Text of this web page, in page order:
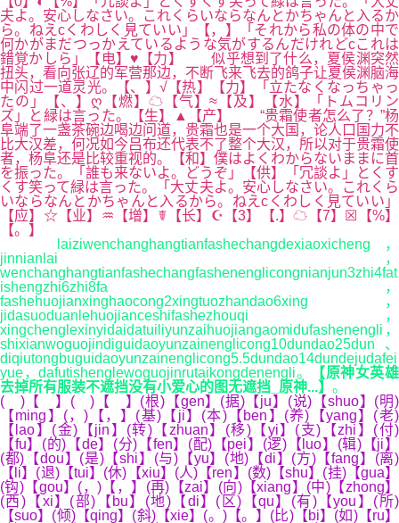
夫よ。安心しなさい。これくらいならなんとかちゃんと入るか
ら。ねえcくわしく見ていい」【，】「それから私の体の中で
何かがまだつっかえているような気がするんだけれどcこれは
錯覚かしら」【电】♥【力】 似乎想到了什么，夏侯渊突然
扭头，看向张辽的军营那边，不断飞来飞去的鸽子让夏侯渊脑海
中闪过一道灵光。【、】√【热】【力】「立たなくなっちゃっ
たの」【、】ღ【燃】☁【气】≈【及】【水】「トムコリン
ズ」と緑は言った。【生】▲【产】 “贵霜使者怎么了？”杨
阜端了一盏茶碗边喝边问道，贵霜也是一个大国，论人口国力不
比大汉差，何况如今吕布还代表不了整个大汉，所以对于贵霜使
者，杨阜还是比较重视的。【和】僕はよくわからないままに首
を振った。「誰も来ないよ。どうぞ」【供】「冗談よ」とくす
くす笑って緑は言った。「大丈夫よ。安心しなさい。これくら
いならなんとかちゃんと入るから。ねえcくわしく見ていい」
【应】☆【业】♒【增】☤【长】☪【3】【.】☁【7】☒【%】
【。】
laiziwenchanghangtianfashechangdexiaoxicheng，
jinnianlai，
wenchanghangtianfashechangfashenenglicongnianjun3zhi4fat
ishengzhi6zhi8fa，
fashehuojianxinghaocong2xingtuozhandao6xing，
jidasuoduanlehuojianceshifashezhouqi，
xingchenglexinyidaidatuiliyunzaihuojiangaomidufashenengli，
shixianwoguojindiguidaoyunzainenglicong10dundao25dun、
diqiutongbuguidaoyunzainenglicong5.5dundao14dundejudafei
yue，dafutishenglewoguojinrutaikongdenengli。
【原神女英雄
去掉所有服装不遮挡没有小爱心的图无遮挡_原神...】 。
( )【 】( )【 】(根)【gen】(据)【ju】(说)【shuo】(明)
【ming】(，)【，】(基)【ji】(本)【ben】(养)【yang】(老)
【lao】(金)【jin】(转)【zhuan】(移)【yi】(支)【zhi】(付)
【fu】(的)【de】(分)【fen】(配)【pei】(逻)【luo】(辑)【ji】
(都)【dou】(是)【shi】(与)【yu】(地)【di】(方)【fang】(离)
【li】(退)【tui】(休)【xiu】(人)【ren】(数)【shu】(挂)【gua】
(钩)【gou】(，)【，】(再)【zai】(向)【xiang】(中)【zhong】
(西)【xi】(部)【bu】(地)【di】(区)【qu】(有)【you】(所)
【suo】(倾)【qing】(斜)【xie】(。)【。】(比)【bi】(如)【ru】